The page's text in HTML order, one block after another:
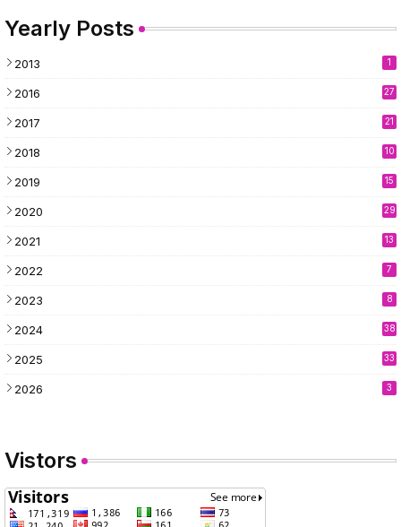
Yearly Posts
2013 1
2016 27
2017 21
2018 10
2019 15
2020 29
2021 13
2022 7
2023 8
2024 38
2025 33
2026 3
Vistors